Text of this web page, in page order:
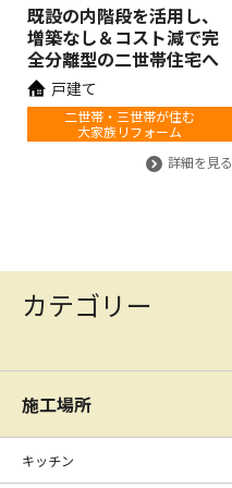
既設の内階段を活用し、
増築なし＆コスト減で完
全分離型の二世帯住宅へ
戸建て
二世帯・三世帯が住む
大家族リフォーム
詳細を見る
カテゴリー
施工場所
キッチン